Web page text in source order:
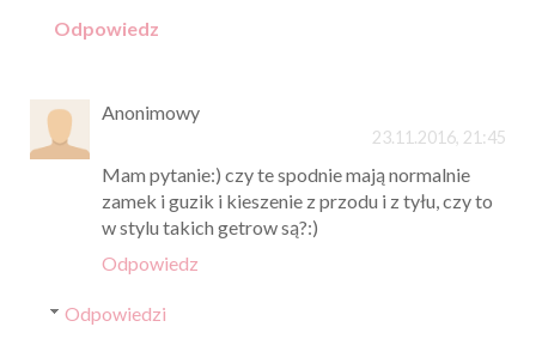
Odpowiedz
Anonimowy
23.11.2016, 21:45
Mam pytanie:) czy te spodnie mają normalnie
zamek i guzik i kieszenie z przodu i z tyłu, czy to
w stylu takich getrow są?:)
Odpowiedz
Odpowiedzi